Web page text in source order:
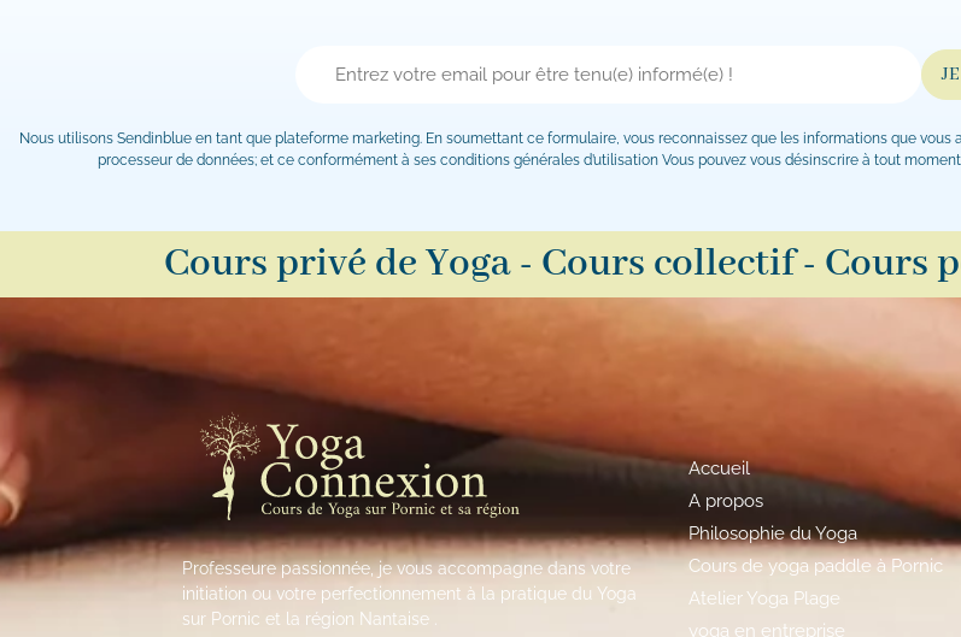
Nous utilisons Sendinblue en tant que plateforme marketing. En soumettant ce formulaire, vous reconnaissez que les informations que
processeur de données; et ce conformément à ses conditions générales d’utilisation Vous pouvez vous désinscrire à tout
Cours privé de Yoga - Cours collectif - Cours
Professeure passionnée, je vous accompagne dans votre
initiation ou votre perfectionnement à la pratique du Yoga
sur Pornic et la région Nantaise .
Accueil
A propos
Philosophie du Yoga
Cours de yoga paddle à Pornic
Atelier Yoga Plage
yoga en entreprise